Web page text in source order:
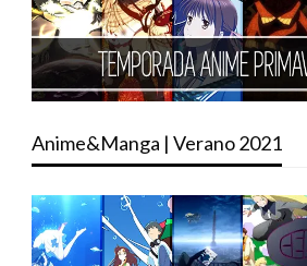
Anime&Manga | Verano 2021